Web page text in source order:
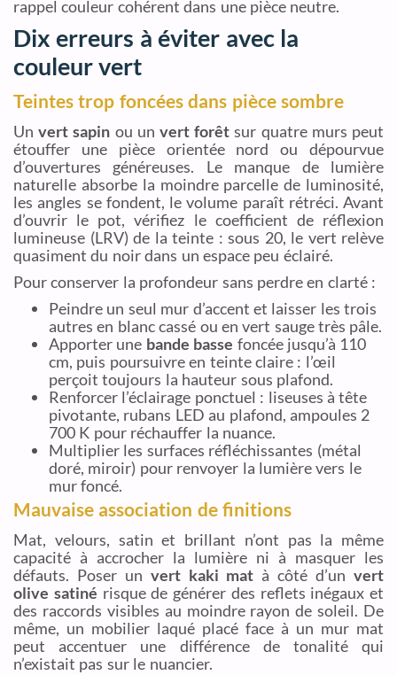
rappel couleur cohérent dans une pièce neutre.
Dix erreurs à éviter avec la
couleur vert
Teintes trop foncées dans pièce sombre
Unvert sapin ou unvert forêt sur quatre murs peut
étouffer une pièce orientée nord ou dépourvue
d’ouvertures généreuses. Le manque de lumière
naturelle absorbe la moindre parcelle de luminosité,
les angles se fondent, le volume paraît rétréci. Avant
d’ouvrir le pot, vérifiez le coefficient de réflexion
lumineuse (LRV) de la teinte : sous 20, le vert relève
quasiment du noir dans un espace peu éclairé.
Pour conserver la profondeur sans perdre en clarté :
Peindre un seul mur d’accent et laisser les trois
autres en blanc cassé ou en vert sauge très pâle.
Apporter une bande basse foncée jusqu’à 110
cm, puis poursuivre en teinte claire : l’œil
perçoit toujours la hauteur sous plafond.
Renforcer l’éclairage ponctuel : liseuses à tête
pivotante, rubans LED au plafond, ampoules 2
700 K pour réchauffer la nuance.
Multiplier les surfaces réfléchissantes (métal
doré, miroir) pour renvoyer la lumière vers le
mur foncé.
Mauvaise association de finitions
Mat, velours, satin et brillant n’ont pas la même
capacité à accrocher la lumière ni à masquer les
défauts. Poser un vert kaki mat à côté d’unvert
olive satiné risque de générer des reflets inégaux et
des raccords visibles au moindre rayon de soleil. De
même, un mobilier laqué placé face à un mur mat
peut accentuer une différence de tonalité qui
n’existait pas sur le nuancier.